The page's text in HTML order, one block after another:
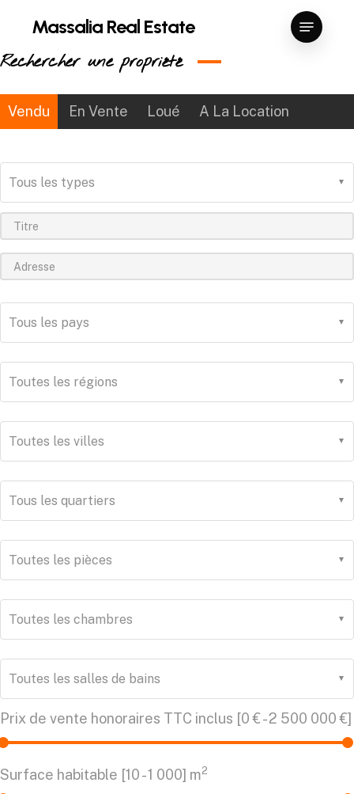
main
content
Massalia Real Estate Menu
Rechercher une propriété
Vendu En Vente Loué A La Location
Tous les types
Tous les pays
Toutes les régions
Toutes les villes
Tous les quartiers
Toutes les pièces
Toutes les chambres
Toutes les salles de bains
Prix de vente honoraires TTC inclus [0 €-2 500 000 €]
Surface habitable [10-1 000] m2